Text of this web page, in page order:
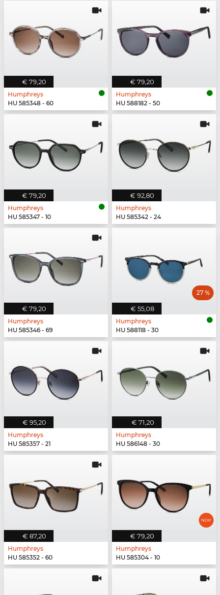
€ 79,20
Humphreys
HU 585348 - 60
€ 79,20
Humphreys
HU 588182 - 50
€ 79,20
Humphreys
HU 585347 - 10
€ 92,80
Humphreys
HU 585342 - 24
€ 79,20
Humphreys
HU 585346 - 69
€ 55,08
27 %
Humphreys
HU 588118 - 30
€ 95,20
Humphreys
HU 585357 - 21
€ 71,20
Humphreys
HU 586148 - 30
€ 87,20
Humphreys
HU 585352 - 60
€ 79,20
Humphreys
HU 585304 - 10